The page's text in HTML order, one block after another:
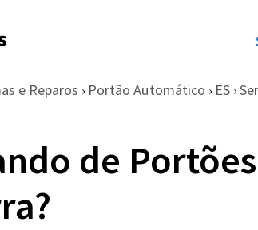
e Reparos › Portão Automático › ES ›
de